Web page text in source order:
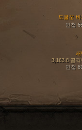
도굴꾼
민첩
새
3,163.8 공격
민첩